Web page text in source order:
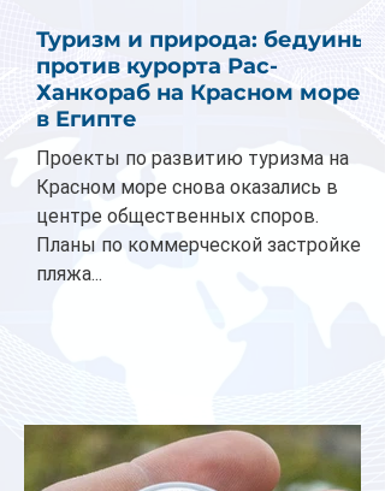
Туризм и природа: бедуины
против курорта Рас-
Ханкораб на Красном море
в Египте
Проекты по развитию туризма на
Красном море снова оказались в
центре общественных споров.
Планы по коммерческой застройке
пляжа...